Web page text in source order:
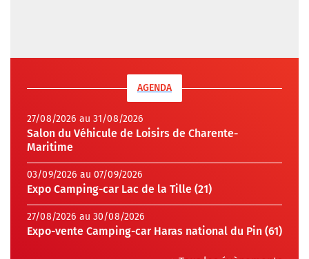
AGENDA
27/08/2026 au 31/08/2026
Salon du Véhicule de Loisirs de Charente-
Maritime
03/09/2026 au 07/09/2026
Expo Camping-car Lac de la Tille (21)
27/08/2026 au 30/08/2026
Expo-vente Camping-car Haras national du Pin (61)